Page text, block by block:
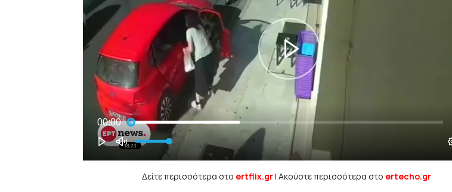
Δείτε περισσότερα στο ertflix.gr| Ακούστε περισσότερα στο ertecho.gr